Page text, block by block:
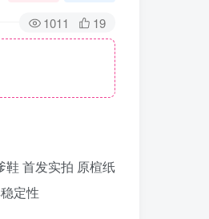
1011 19
鞋 首发实拍 原楦纸
定性